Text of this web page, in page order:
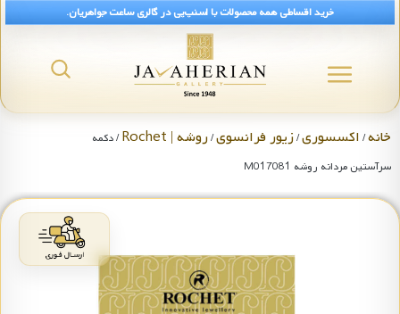
خرید اقساطی همه محصولات با اسنپ‌پی در گالری ساعت جواهریان.
خانه/ اکسسوری/زیور فرانسوی/روشه | Rochet
/ دکمه
سرآستین مردانه روشه M017081